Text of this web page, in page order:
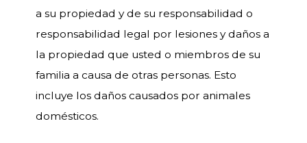
a su propiedad y de su responsabilidad o
responsabilidad legal por lesiones y daños a
la propiedad que usted o miembros de su
familia a causa de otras personas. Esto
incluye los daños causados por animales
domésticos.